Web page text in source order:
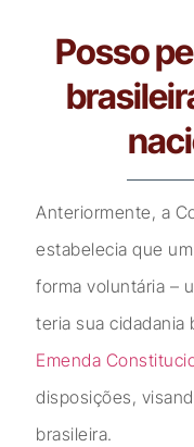
Posso
Anteriormente, a
estabelecia que
forma voluntária –
teria sua cidadania
Emenda
disposições,
brasileira.